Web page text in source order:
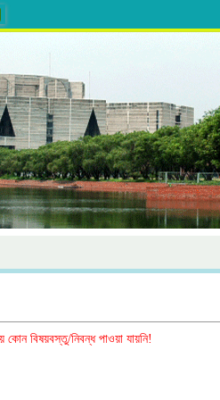
কোন বিষয়বস্তু/নিবন্ধ পাওয়া যায়নি!